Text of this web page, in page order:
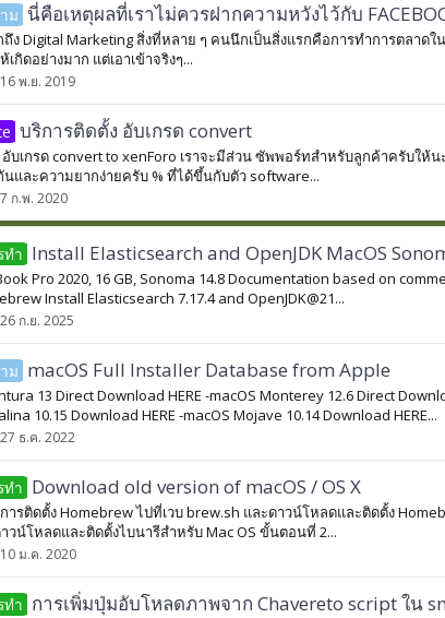
ม นี่คือเหตุผลที่เราไม่ควรฝากความหวังไว้กับ
ถึง Digital Marketing สิ่งที่หลาย ๆ คนนึกเป็นสิ่งแรกคือการทำการตลาด
เกิดอย่างมาก แต่เอาเข้าจริงๆ...
16 พ.ย. 2019
บริการติดตั้ง อับเกรด convert
บเกรด convert to xenForo เราจะมีส่วน ซัพพอร์ทสำหรับลูกค้าครับให้
และความยากง่ายครับ % ที่ได้ขึ้นกับตัว software...
7 ก.พ. 2020
ทํา Install Elasticsearch and OpenJDK MacOS
Pro 2020, 16 GB, Sonoma 14.8 Documentation based on
Install Elasticsearch 7.17.4 and OpenJDK@21...
26 ก.ย. 2025
ม macOS Full Installer Database from Apple
13 Direct Download HERE -macOS Monterey 12.6 Direct
10.15 Download HERE -macOS Mojave 10.14 Download HERE...
27 ธ.ค. 2022
ทํา Download old version of macOS / OS X
รติดตั้ง Homebrew ไปที่เวบ brew.sh และดาวน์โหลดและติดตั้ง
วน์โหลดและติดตั้งไบนารีสำหรับ Mac OS ขั้นตอนที่ 2...
10 ม.ค. 2020
ทํา การเพิ่มปุ่มอับโหลดภาพจาก Chavereto script ใน